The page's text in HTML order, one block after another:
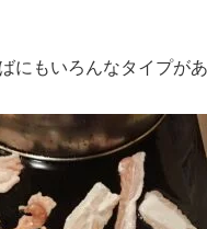
にもいろんなタイプがあ